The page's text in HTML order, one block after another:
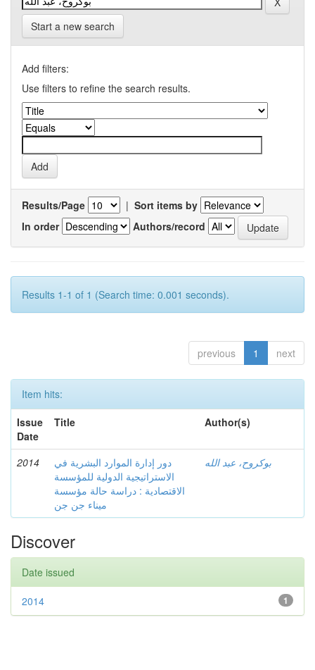
Start a new search
Add filters:
Use filters to refine the search results.
Results/Page | Sort items by
In order
Authors/record
Results 1-1 of 1 (Search time: 0.001 seconds).
previous 1 next
Item hits:
Issue
Date
Title Author(s)
2014
دور إدارة الموارد البشرية في
الاستراتيجية الدولية للمؤسسة
الاقتصادية : دراسة حالة مؤسسة
ميناء جن جن
بوكروح، عبد الله
Discover
Date issued
1
2014